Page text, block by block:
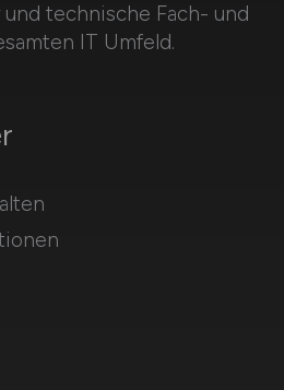
technische Fach- und
IT Umfeld.